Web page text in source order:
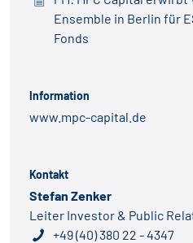
Ensemble in Berlin für
Fonds
Information
www.mpc-capital.de
Kontakt
Stefan Zenker
Leiter Investor & Public
+49 (40) 380 22 - 4347